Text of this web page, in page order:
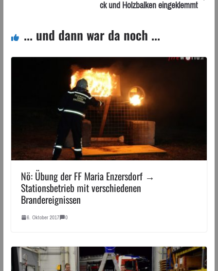
ck und Holzbalken eingeklemmt
... und dann war da noch ...
Nö: Übung der FF Maria Enzersdorf →
Stationsbetrieb mit verschiedenen
Brandereignissen
6. Oktober 2017 0